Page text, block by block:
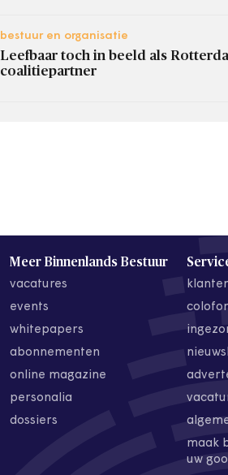
bestuur en organisatie
Leefbaar toch in beeld als
coalitiepartner
Meer Binnenlands Bestuur
vacatures
events
whitepapers
abonnementen
online magazine
personalia
dossiers
maak
uw